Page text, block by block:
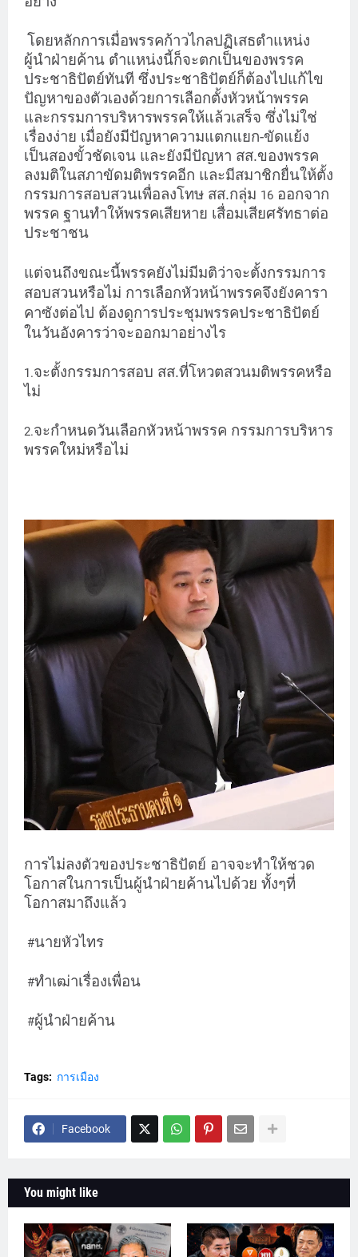
โดยหลักการเมื่อพรรคก้าวไกลปฏิเสธตำแหน่ง
ผู้นำฝ่ายค้าน ตำแหน่งนี้ก็จะตกเป็นของพรรค
ประชาธิปัตย์ทันที ซึ่งประชาธิปัตย์ก็ต้องไปแก้ไข
ปัญหาของตัวเองด้วยการเลือกตั้งหัวหน้าพรรค
และกรรมการบริหารพรรคให้แล้วเสร็จ ซึ่งไม่ใช่
เรื่องง่าย เมื่อยังมีปัญหาความแตกแยก-ขัดแย้ง
เป็นสองขั้วชัดเจน และยังมีปัญหา สส.ของพรรค
ลงมติในสภาขัดมติพรรคอีก และมีสมาชิกยื่นให้ตั้ง
กรรมการสอบสวนเพื่อลงโทษ สส.กลุ่ม 16 ออกจาก
พรรค ฐานทำให้พรรคเสียหาย เสื่อมเสียศรัทธาต่อ
ประชาชน
แต่จนถึงขณะนี้พรรคยังไม่มีมติว่าจะตั้งกรรมการ
สอบสวนหรือไม่ การเลือกหัวหน้าพรรคจึงยังคารา
คาซังต่อไป ต้องดูการประชุมพรรคประชาธิปัตย์
ในวันอังคารว่าจะออกมาอย่างไร
1.จะตั้งกรรมการสอบ สส.ที่โหวตสวนมติพรรคหรือ
ไม่
2.จะกำหนดวันเลือกหัวหน้าพรรค กรรมการบริหาร
พรรคใหม่หรือไม่
การไม่ลงตัวของประชาธิปัตย์ อาจจะทำให้ชวด
โอกาสในการเป็นผู้นำฝ่ายค้านไปด้วย ทั้งๆที่
โอกาสมาถึงแล้ว
#นายหัวไทร
#ทำเฒ่าเรื่องเพื่อน
#ผู้นำฝ่ายค้าน
Tags: การเมือง
Facebook
You might like